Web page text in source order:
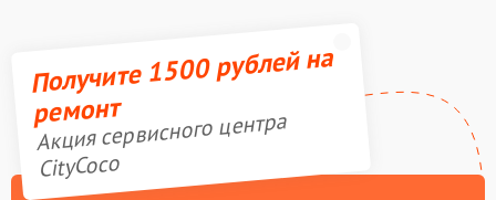
Получите 1500 рублей на
ремонт
Акция сервисного центра
CityCoco